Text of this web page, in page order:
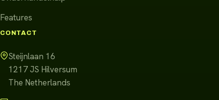
Features
CONTACT
Steijnlaan 16
1217 JS Hilversum
The Netherlands